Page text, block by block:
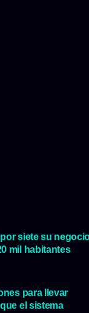
siete su
mil habitantes
para llevar
el sistema